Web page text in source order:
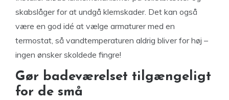
skabslåger for at undgå klemskader. Det kan også
være en god idé at vælge armaturer med en
termostat, så vandtemperaturen aldrig bliver for høj –
ingen ønsker skoldede fingre!
Gør badeværelset tilgængeligt
for de små